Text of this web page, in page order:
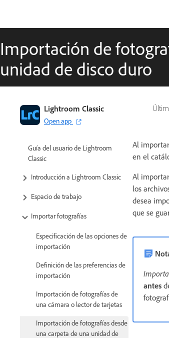
Importación de
unidad de disco duro
Lightroom Classic
Open app
Guía del usuario de Lightroom
Classic
Introducción a Lightroom Classic
Espacio de trabajo
Importar fotografías
Especificación de las opciones de
importación
Definición de las preferencias de
importación
Importación de fotografías de
una cámara o lector de tarjetas
Importación de fotografías desde
una carpeta de una unidad de
Al
en el
Al
los
desea
que se
antes